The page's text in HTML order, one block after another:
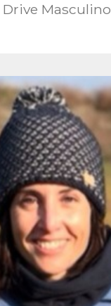
Drive Masculino